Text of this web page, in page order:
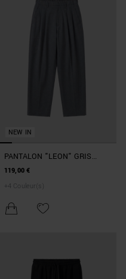
NEW IN
PANTALON "LEON" GRIS
CHINÉ FONCÉ WIDE LEG EN
PLAQUE MÉTALLIQUE
119,00 €
+ 4 Couleur(s)